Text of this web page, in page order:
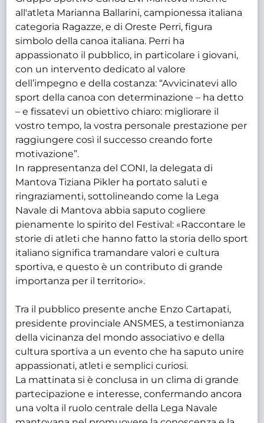
all'atleta Marianna Ballarini, campionessa italiana
categoria Ragazze, e di Oreste Perri, figura
simbolo della canoa italiana. Perri ha
appassionato il pubblico, in particolare i giovani,
con un intervento dedicato al valore
dell’impegno e della costanza: “Avvicinatevi allo
sport della canoa con determinazione – ha detto
– e fissatevi un obiettivo chiaro: migliorare il
vostro tempo, la vostra personale prestazione per
raggiungere così il successo creando forte
motivazione”.
In rappresentanza del CONI, la delegata di
Mantova Tiziana Pikler ha portato saluti e
ringraziamenti, sottolineando come la Lega
Navale di Mantova abbia saputo cogliere
pienamente lo spirito del Festival: «Raccontare le
storie di atleti che hanno fatto la storia dello sport
italiano significa tramandare valori e cultura
sportiva, e questo è un contributo di grande
importanza per il territorio».
Tra il pubblico presente anche Enzo Cartapati,
presidente provinciale ANSMES, a testimonianza
della vicinanza del mondo associativo e della
cultura sportiva a un evento che ha saputo unire
appassionati, atleti e semplici curiosi.
La mattinata si è conclusa in un clima di grande
partecipazione e interesse, confermando ancora
una volta il ruolo centrale della Lega Navale